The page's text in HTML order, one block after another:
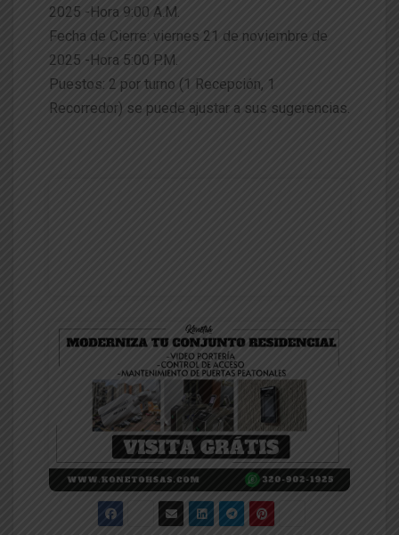
2025 -Hora 9:00 A.M.
Fecha de Cierre: viernes 21 de noviembre de
2025 -Hora 5:00 P.M.
Puestos: 2 por turno (1 Recepción, 1
Recorredor) se puede ajustar a sus sugerencias.
CONTACTANOS